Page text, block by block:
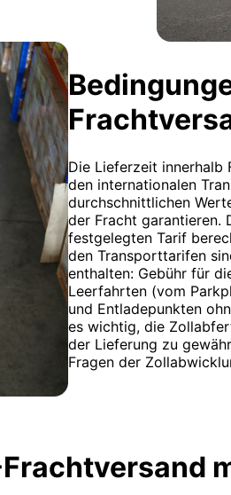
Die Lieferzeit innerhalb
den internationalen
durchschnittlichen
der Fracht garantieren.
festgelegten Tarif
den Transporttarifen
enthalten: Gebühr für
Leerfahrten (vom
und Entladepunkten
es wichtig, die
der Lieferung zu
Fragen der